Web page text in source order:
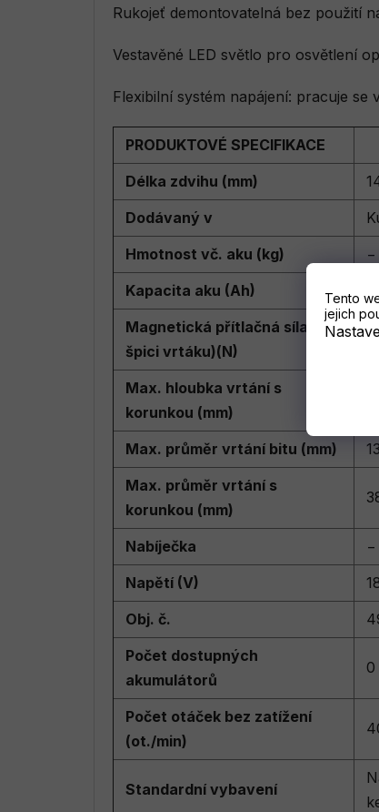
Tento
jejich
Rukojeť demontovatelná bez použití
Vestavěné LED světlo pro osvětlení
Flexibilní systém napájení: pracuje se
PRODUKTOVÉ SPECIFIKACE
Délka zdvihu (mm)
Dodávaný v
Hmotnost vč. aku (kg)
−
Kapacita aku (Ah)
Magnetická přítlačná síla (na
špici vrtáku)(N)
Max. hloubka vrtání s
korunkou (mm)
Max. průměr vrtání bitu (mm)
13
Max. průměr vrtání s
korunkou (mm)
Nabíječka
−
Napětí (V)
Obj. č.
Počet dostupných
akumulátorů
0
Počet otáček bez zatížení
(ot./min)
Standardní vybavení